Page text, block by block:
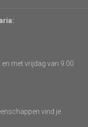
met vrijdag van 9.00
vind je